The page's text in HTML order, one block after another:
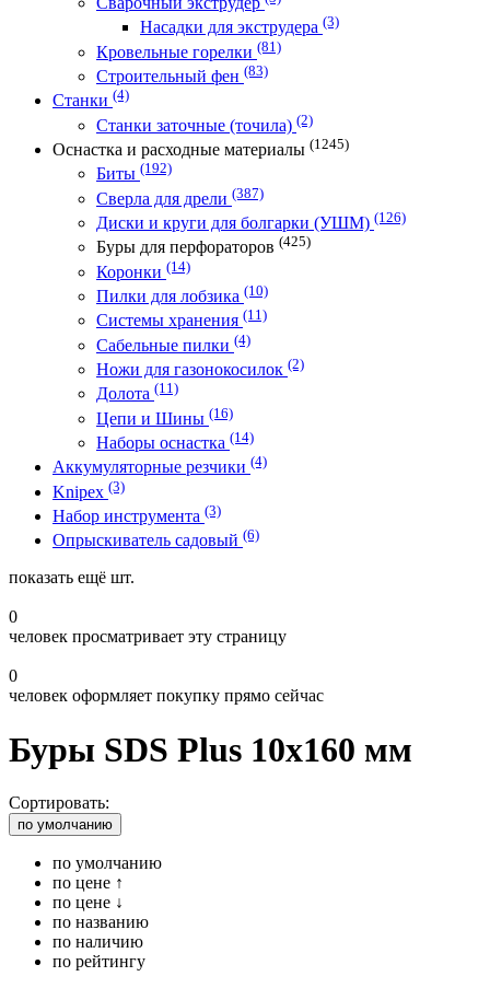
Насадки для экструдера (3)
Кровельные горелки (81)
Строительный фен (83)
Станки (4)
Станки заточные (точила) (2)
Оснастка и расходные материалы (1245)
Биты (192)
Сверла для дрели (387)
Диски и круги для болгарки (УШМ) (126)
Буры для перфораторов (425)
Коронки (14)
Пилки для лобзика (10)
Системы хранения (11)
Сабельные пилки (4)
Ножи для газонокосилок (2)
Долота (11)
Цепи и Шины (16)
Наборы оснастка (14)
Аккумуляторные резчики (4)
Knipex (3)
Набор инструмента (3)
Опрыскиватель садовый (6)
показать ещё шт.
0
человек просматривает эту страницу
0
человек оформляет покупку прямо сейчас
Буры SDS Plus 10x160 мм
Сортировать:
по умолчанию
по умолчанию
по цене ↑
по цене ↓
по названию
по наличию
по рейтингу